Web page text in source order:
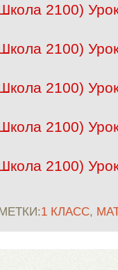
2100)
2100)
2100)
2100)
2100)
1 КЛАСС,